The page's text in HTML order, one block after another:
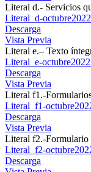
Literal d.- Servicios
Literal_d-
Descarga
Vista Previa
Literal e.– Texto
Literal_e-
Descarga
Vista Previa
Literal f1.-
Literal_f1-
Descarga
Vista Previa
Literal f2.-Formulario
Literal_f2-
Descarga